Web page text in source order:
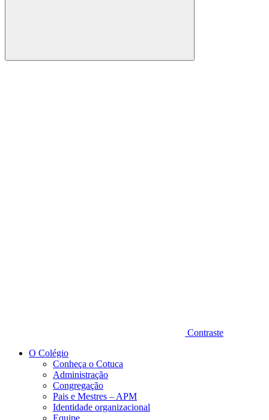
Buscar
Contraste
O Colégio
Conheça o Cotuca
Administração
Congregação
Pais e Mestres – APM
Identidade organizacional
Equipe